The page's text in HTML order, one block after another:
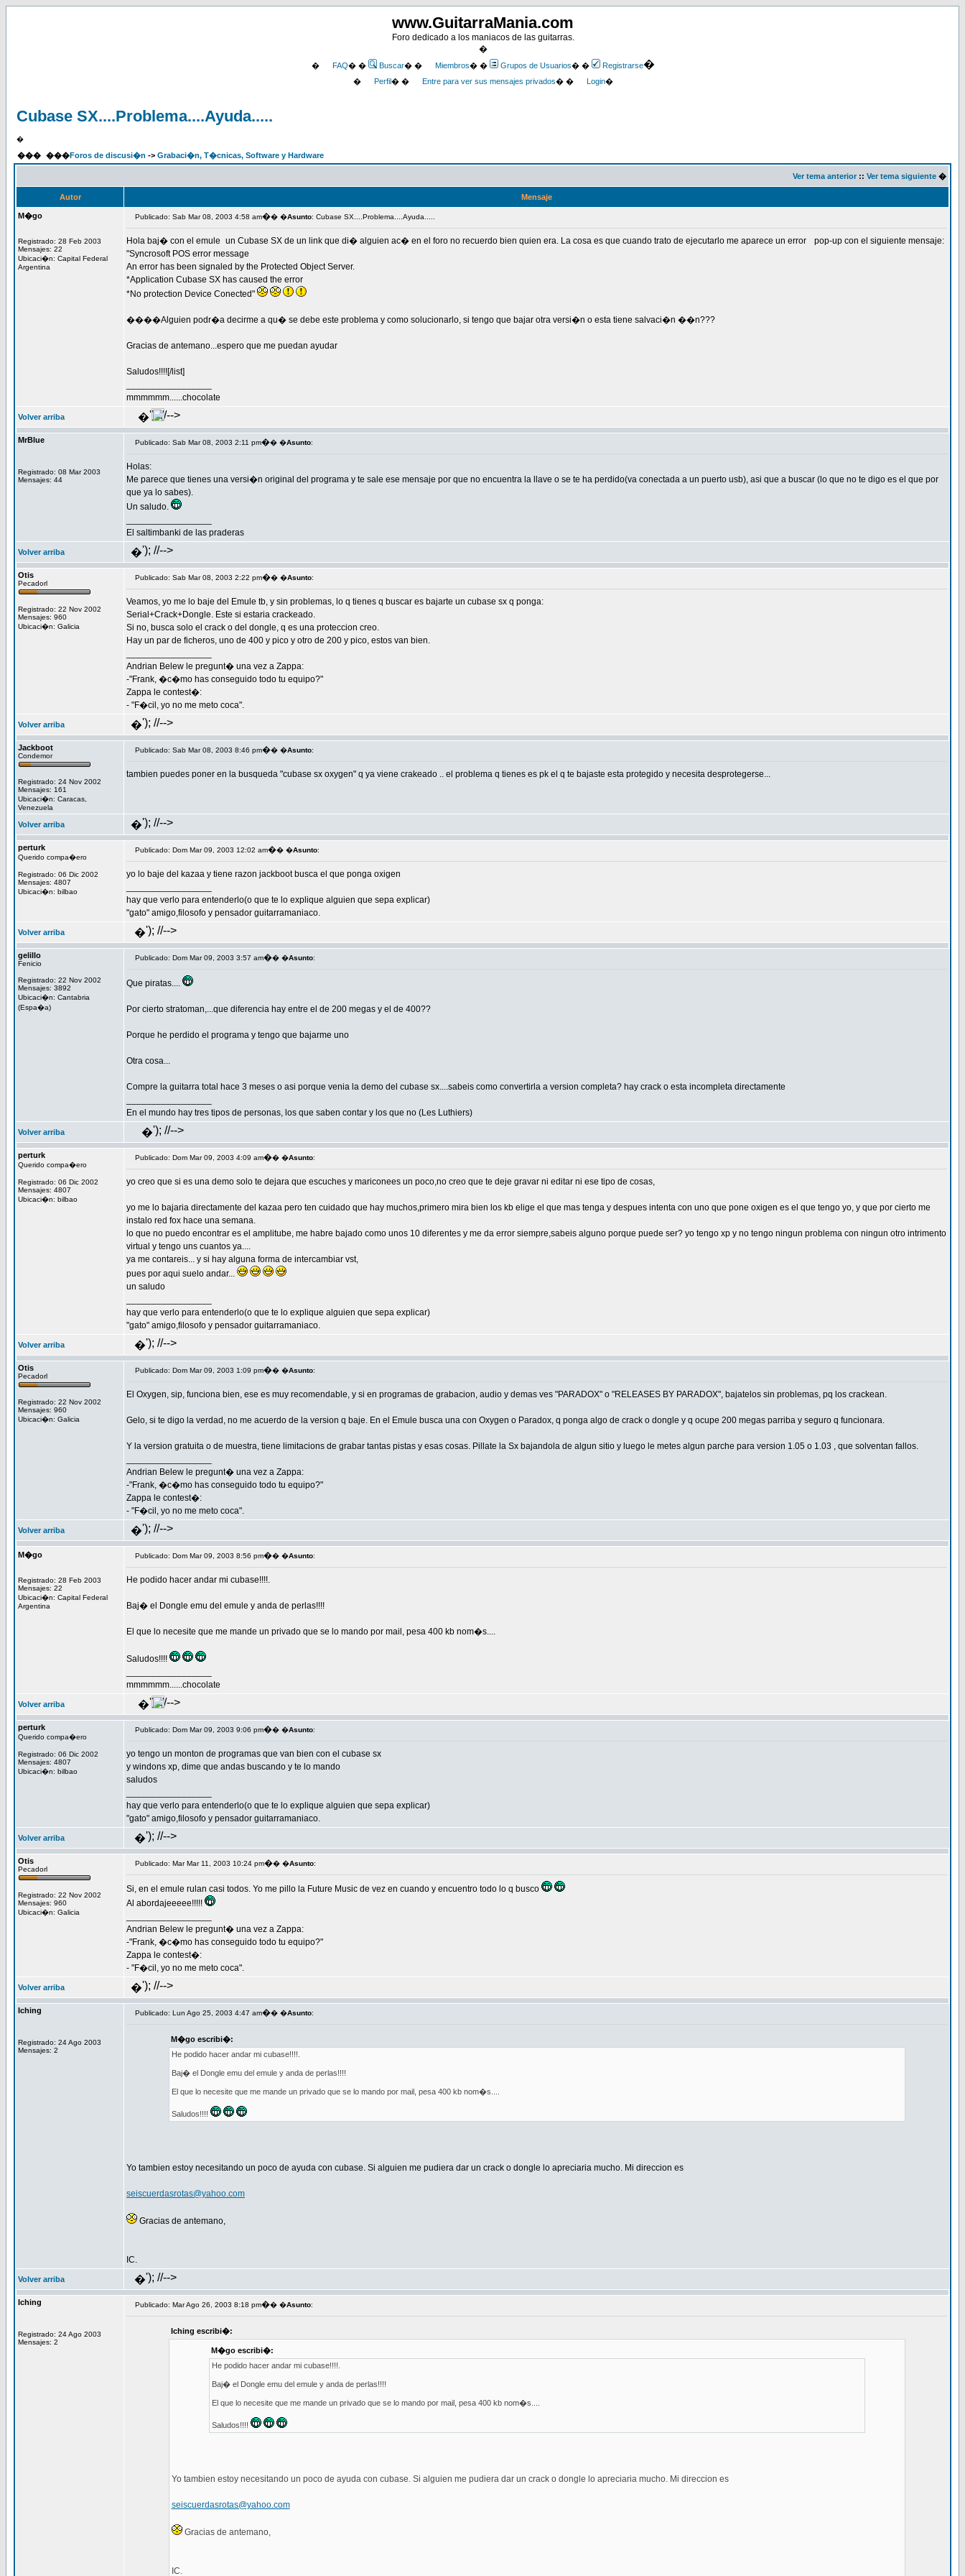
www.GuitarraMania.com
Foro dedicado a los maniacos de las guitarras.
�
� FAQ� � Buscar� � Miembros� � Grupos de Usuarios� � Registrarse�
� Perfil� � Entre para ver sus mensajes privados� � Login�
Cubase SX....Problema....Ayuda.....
�
��� ���Foros de discusi�n -> Grabaci�n, T�cnicas, Software y Hardware
Ver tema anterior :: Ver tema siguiente �
Autor Mensaje
M�go
Registrado: 28 Feb 2003
Mensajes: 22
Ubicaci�n: Capital Federal
Argentina
Publicado: Sab Mar 08, 2003 4:58 am�� �Asunto: Cubase SX....Problema....Ayuda.....
Hola baj� con el emule un Cubase SX de un link que di� alguien ac� en el foro no recuerdo bien quien era. La cosa es que cuando trato de ejecutarlo me aparece un error
pop-up con el siguiente mensaje:
"Syncrosoft POS error message
An error has been signaled by the Protected Object Server.
*Application Cubase SX has caused the error
*No protection Device Conected"
����Alguien podr�a decirme a qu� se debe este problema y como solucionarlo, si tengo que bajar otra versi�n o esta tiene salvaci�n ��n???
Gracias de antemano...espero que me puedan ayudar
Saludos!!!![/list]
mmmmmm......chocolate
Volver arriba �'); //-->
MrBlue
Registrado: 08 Mar 2003
Mensajes: 44
Publicado: Sab Mar 08, 2003 2:11 pm�� �Asunto:
Holas:
Me parece que tienes una versi�n original del programa y te sale ese mensaje por que no encuentra la llave o se te ha perdido(va conectada a un puerto usb), asi que a buscar (lo que no te digo es el que por
que ya lo sabes).
Un saludo.
El saltimbanki de las praderas
Volver arriba �'); //-->
Otis
Pecadorl
Registrado: 22 Nov 2002
Mensajes: 960
Ubicaci�n: Galicia
Publicado: Sab Mar 08, 2003 2:22 pm�� �Asunto:
Veamos, yo me lo baje del Emule tb, y sin problemas, lo q tienes q buscar es bajarte un cubase sx q ponga:
Serial+Crack+Dongle. Este si estaria crackeado.
Si no, busca solo el crack o del dongle, q es una proteccion creo.
Hay un par de ficheros, uno de 400 y pico y otro de 200 y pico, estos van bien.
Andrian Belew le pregunt� una vez a Zappa:
-"Frank, �c�mo has conseguido todo tu equipo?"
Zappa le contest�:
- "F�cil, yo no me meto coca".
Volver arriba �'); //-->
Jackboot
Condemor
Registrado: 24 Nov 2002
Mensajes: 161
Ubicaci�n: Caracas,
Venezuela
Publicado: Sab Mar 08, 2003 8:46 pm�� �Asunto:
tambien puedes poner en la busqueda "cubase sx oxygen" q ya viene crakeado .. el problema q tienes es pk el q te bajaste esta protegido y necesita desprotegerse...
Volver arriba �'); //-->
perturk
Querido compa�ero
Registrado: 06 Dic 2002
Mensajes: 4807
Ubicaci�n: bilbao
Publicado: Dom Mar 09, 2003 12:02 am�� �Asunto:
yo lo baje del kazaa y tiene razon jackboot busca el que ponga oxigen
hay que verlo para entenderlo(o que te lo explique alguien que sepa explicar)
"gato" amigo,filosofo y pensador guitarramaniaco.
Volver arriba �'); //-->
gelillo
Fenicio
Registrado: 22 Nov 2002
Mensajes: 3892
Ubicaci�n: Cantabria
(Espa�a)
Publicado: Dom Mar 09, 2003 3:57 am�� �Asunto:
Que piratas....
Por cierto stratoman,...que diferencia hay entre el de 200 megas y el de 400??
Porque he perdido el programa y tengo que bajarme uno
Otra cosa...
Compre la guitarra total hace 3 meses o asi porque venia la demo del cubase sx....sabeis como convertirla a version completa? hay crack o esta incompleta directamente
En el mundo hay tres tipos de personas, los que saben contar y los que no (Les Luthiers)
Volver arriba �'); //-->
perturk
Querido compa�ero
Registrado: 06 Dic 2002
Mensajes: 4807
Ubicaci�n: bilbao
Publicado: Dom Mar 09, 2003 4:09 am�� �Asunto:
yo creo que si es una demo solo te dejara que escuches y mariconees un poco,no creo que te deje gravar ni editar ni ese tipo de cosas,
yo me lo bajaria directamente del kazaa pero ten cuidado que hay muchos,primero mira bien los kb elige el que mas tenga y despues intenta con uno que pone oxigen es el que tengo yo, y que por cierto me
instalo red fox hace una semana.
lo que no puedo encontrar es el amplitube, me habre bajado como unos 10 diferentes y me da error siempre,sabeis alguno porque puede ser? yo tengo xp y no tengo ningun problema con ningun otro intrimento
virtual y tengo uns cuantos ya....
ya me contareis... y si hay alguna forma de intercambiar vst,
pues por aqui suelo andar...
un saludo
hay que verlo para entenderlo(o que te lo explique alguien que sepa explicar)
"gato" amigo,filosofo y pensador guitarramaniaco.
Volver arriba �'); //-->
Otis
Pecadorl
Registrado: 22 Nov 2002
Mensajes: 960
Ubicaci�n: Galicia
Publicado: Dom Mar 09, 2003 1:09 pm�� �Asunto:
El Oxygen, sip, funciona bien, ese es muy recomendable, y si en programas de grabacion, audio y demas ves "PARADOX" o "RELEASES BY PARADOX", bajatelos sin problemas, pq los crackean.
Gelo, si te digo la verdad, no me acuerdo de la version q baje. En el Emule busca una con Oxygen o Paradox, q ponga algo de crack o dongle y q ocupe 200 megas parriba y seguro q funcionara.
Y la version gratuita o de muestra, tiene limitacions de grabar tantas pistas y esas cosas. Pillate la Sx bajandola de algun sitio y luego le metes algun parche para version 1.05 o 1.03 , que solventan fallos.
Andrian Belew le pregunt� una vez a Zappa:
-"Frank, �c�mo has conseguido todo tu equipo?"
Zappa le contest�:
- "F�cil, yo no me meto coca".
Volver arriba �'); //-->
M�go
Registrado: 28 Feb 2003
Mensajes: 22
Ubicaci�n: Capital Federal
Argentina
Publicado: Dom Mar 09, 2003 8:56 pm�� �Asunto:
He podido hacer andar mi cubase!!!!.
Baj� el Dongle emu del emule y anda de perlas!!!!
El que lo necesite que me mande un privado que se lo mando por mail, pesa 400 kb nom�s....
Saludos!!!!
mmmmmm......chocolate
Volver arriba �'); //-->
perturk
Querido compa�ero
Registrado: 06 Dic 2002
Mensajes: 4807
Ubicaci�n: bilbao
Publicado: Dom Mar 09, 2003 9:06 pm�� �Asunto:
yo tengo un monton de programas que van bien con el cubase sx
y windons xp, dime que andas buscando y te lo mando
saludos
hay que verlo para entenderlo(o que te lo explique alguien que sepa explicar)
"gato" amigo,filosofo y pensador guitarramaniaco.
Volver arriba �'); //-->
Otis
Pecadorl
Registrado: 22 Nov 2002
Mensajes: 960
Ubicaci�n: Galicia
Publicado: Mar Mar 11, 2003 10:24 pm�� �Asunto:
Si, en el emule rulan casi todos. Yo me pillo la Future Music de vez en cuando y encuentro todo lo q busco
Al abordajeeeee!!!!!
Andrian Belew le pregunt� una vez a Zappa:
-"Frank, �c�mo has conseguido todo tu equipo?"
Zappa le contest�:
- "F�cil, yo no me meto coca".
Volver arriba �'); //-->
Iching
Registrado: 24 Ago 2003
Mensajes: 2
Publicado: Lun Ago 25, 2003 4:47 am�� �Asunto:
M�go escribi�:
He podido hacer andar mi cubase!!!!.
Baj� el Dongle emu del emule y anda de perlas!!!!
El que lo necesite que me mande un privado que se lo mando por mail, pesa 400 kb nom�s....
Saludos!!!!
Yo tambien estoy necesitando un poco de ayuda con cubase. Si alguien me pudiera dar un crack o dongle lo apreciaria mucho. Mi direccion es
seiscuerdasrotas@yahoo.com
Gracias de antemano,
IC.
Volver arriba �'); //-->
Iching
Registrado: 24 Ago 2003
Mensajes: 2
Publicado: Mar Ago 26, 2003 8:18 pm�� �Asunto:
Iching escribi�:
M�go escribi�:
He podido hacer andar mi cubase!!!!.
Baj� el Dongle emu del emule y anda de perlas!!!!
El que lo necesite que me mande un privado que se lo mando por mail, pesa 400 kb nom�s....
Saludos!!!!
Yo tambien estoy necesitando un poco de ayuda con cubase. Si alguien me pudiera dar un crack o dongle lo apreciaria mucho. Mi direccion es
seiscuerdasrotas@yahoo.com
Gracias de antemano,
IC.